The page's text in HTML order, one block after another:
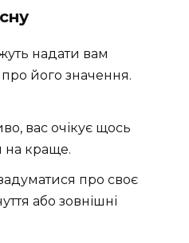
надати вам
про його значення.
вас очікує щось
на краще.
про своє
або зовнішні